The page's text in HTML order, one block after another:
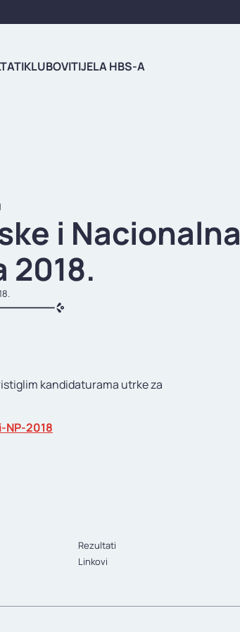
KLUBOVITIJELA HBS-A
i Nacionalna
2018.
kandidaturama utrke za
2018
Rezultati
Linkovi